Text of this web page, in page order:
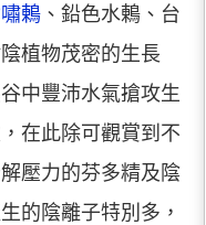
鶇 、鉛色水鶇、台
植物茂密的生長
中豐沛水氣搶攻生
在此除可觀賞到不
壓力的芬多精及陰
的陰離子特別多，